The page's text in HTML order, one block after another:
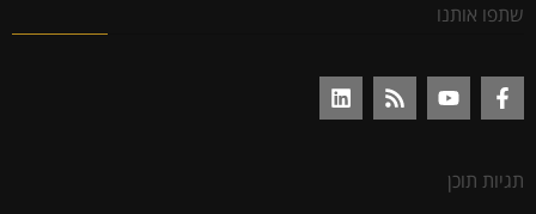
שתפו אותנו
תגיות תוכן